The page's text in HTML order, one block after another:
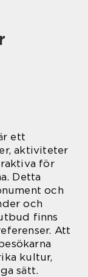
ett
aktiviteter
för
Detta
och
och
finns
Att
kultur,
sätt.